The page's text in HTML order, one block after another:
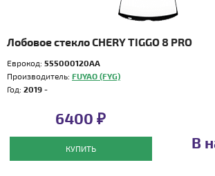
Лобовое стекло CHERY TIGGO 8 PRO
Еврокод: 555000120AA
Производитель: FUYAO (FYG)
Год: 2019 -
6400 ₽
КУПИТЬ В